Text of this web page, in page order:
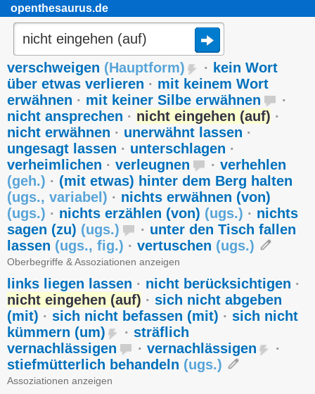
openthesaurus.de
verschweigen (Hauptform) · kein Wort
über etwas verlieren · mit keinem Wort
erwähnen · mit keiner Silbe erwähnen
·
nicht ansprechen · nicht eingehen (auf) ·
nicht erwähnen · unerwähnt lassen ·
ungesagt lassen · unterschlagen ·
verheimlichen · verleugnen · verhehlen
(geh.) · (mit etwas) hinter dem Berg halten
(ugs., variabel ) · nichts erwähnen (von)
(ugs.) · nichts erzählen (von) (ugs.) · nichts
sagen (zu) (ugs.) · unter den Tisch fallen
lassen (ugs., fig.) · vertuschen (ugs.)
Oberbegriffe & Assoziationen anzeigen
links liegen lassen · nicht berücksichtigen ·
nicht eingehen (auf) · sich nicht abgeben
(mit) · sich nicht befassen (mit) · sich nicht
kümmern (um)
· sträflich
vernachlässigen
· vernachlässigen
·
stiefmütterlich behandeln (ugs.)
Assoziationen anzeigen